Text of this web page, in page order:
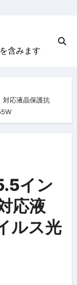
含みます
対応液晶保護抗
イン
応液
ルス光